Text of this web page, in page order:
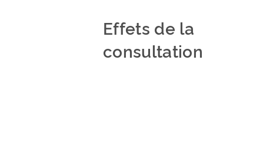
Effets de la
consultation